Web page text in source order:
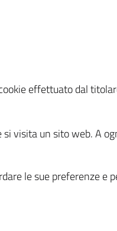
effettuato dal
visita un sito web. A
le sue preferenze e